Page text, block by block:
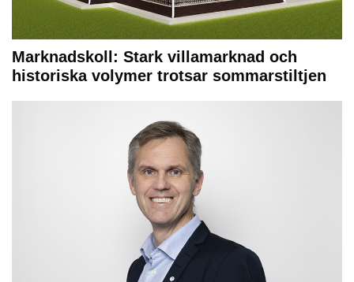
Marknadskoll: Stark villamarknad och
historiska volymer trotsar sommarstiltjen